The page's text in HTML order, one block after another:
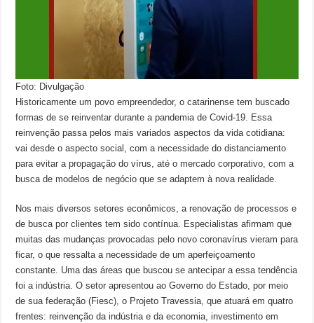
Foto: Divulgação
Historicamente um povo empreendedor, o catarinense tem buscado
formas de se reinventar durante a pandemia de Covid-19. Essa
reinvenção passa pelos mais variados aspectos da vida cotidiana:
vai desde o aspecto social, com a necessidade do distanciamento
para evitar a propagação do vírus, até o mercado corporativo, com a
busca de modelos de negócio que se adaptem à nova realidade.
Nos mais diversos setores econômicos, a renovação de processos e
de busca por clientes tem sido contínua. Especialistas afirmam que
muitas das mudanças provocadas pelo novo coronavírus vieram para
ficar, o que ressalta a necessidade de um aperfeiçoamento
constante. Uma das áreas que buscou se antecipar a essa tendência
foi a indústria. O setor apresentou ao Governo do Estado, por meio
de sua federação (Fiesc), o Projeto Travessia, que atuará em quatro
frentes: reinvenção da indústria e da economia, investimento em